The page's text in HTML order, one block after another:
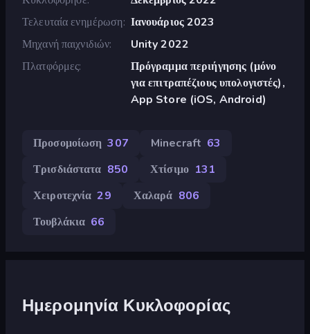
Τελευταία ενημέρωση Ιανουάριος 2023
Μηχανή παιχνιδιών
Unity 2022
Πλατφόρμες
Πρόγραμμα περιήγησης (μόνο
για επιτραπέζιους υπολογιστές),
App Store (iOS, Android)
Προσομοίωση 307 Minecraft 63
Τρισδιάστατα 850 Χτίσιμο 131
Χειροτεχνία 29 Χαλαρά 806
Τουβλάκια 66
Ημερομηνία Κυκλοφορίας